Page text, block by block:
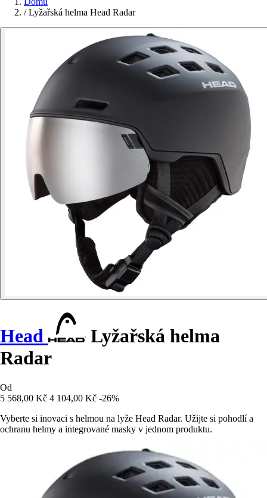
/ Lyžařská helma Head Radar
Head
Lyžařská helma
Radar
Od
5 568,00 Kč 4 104,00 Kč -26%
Vyberte si inovaci s helmou na lyže Head Radar. Užijte si pohodlí a
ochranu helmy a integrované masky v jednom produktu.